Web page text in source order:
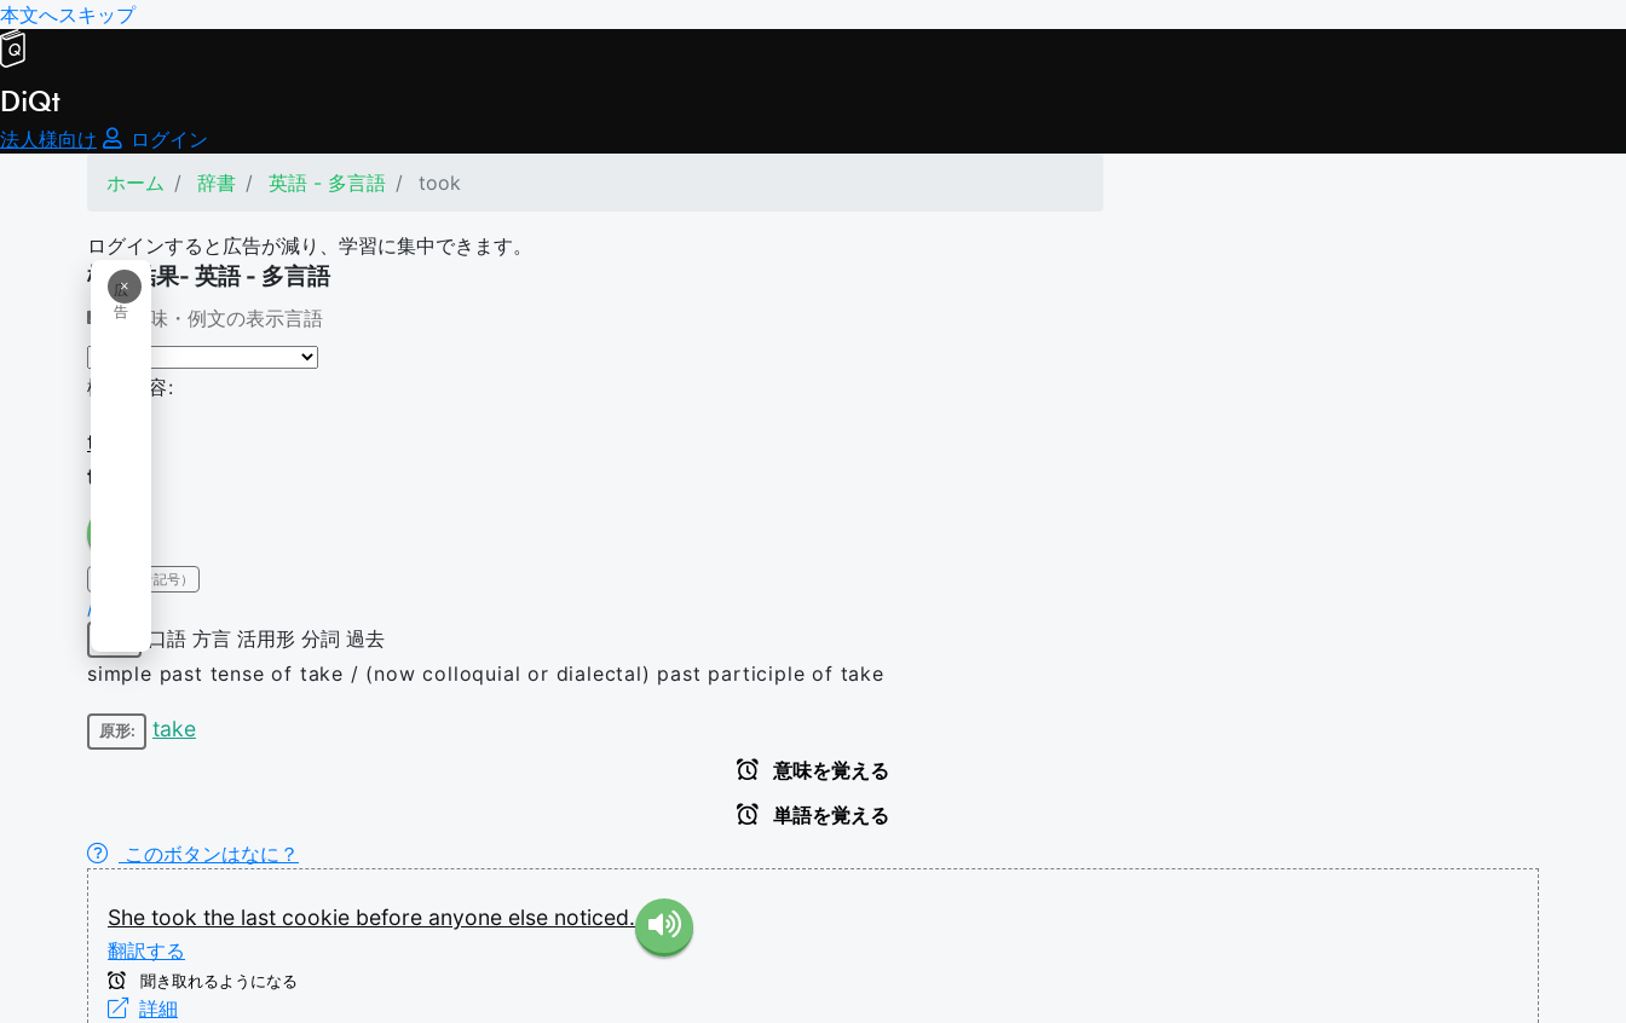
本文へスキップ
DiQt
法人様向け
ログイン
ホーム
辞書 英語 - 多言語 took
ログインすると広告が減り、学習に集中できます。
×
広
告
検索結果- 英語 - 多言語
意味・例文の表示言語
検索内容:
took
took
IPA（発音記号）
/tʊk/
口語 方言 活用形 分詞 過去
simple past tense of take / (now colloquial or dialectal) past participle of take
原形: take
意味を覚える
単語を覚える
このボタンはなに？
She took the last cookie before anyone else noticed.
翻訳する
聞き取れるようになる
詳細